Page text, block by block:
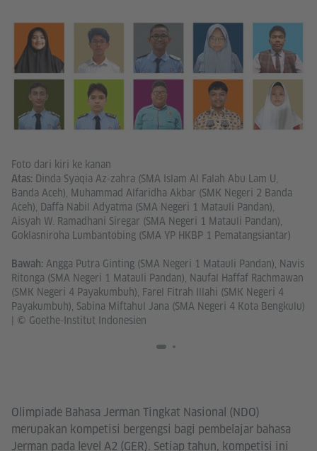
Foto dari kiri ke kanan
Atas: Dinda Syaqia Az-zahra (SMA Islam Al Falah Abu Lam U,
Banda Aceh), Muhammad Alfaridha Akbar (SMK Negeri 2 Banda
Aceh), Daffa Nabil Adyatma (SMA Negeri 1 Matauli Pandan),
Aisyah W. Ramadhani Siregar (SMA Negeri 1 Matauli Pandan),
Goklasniroha Lumbantobing (SMA YP HKBP 1 Pematangsiantar)
Bawah: Angga Putra Ginting (SMA Negeri 1 Matauli Pandan), Navis
Ritonga (SMA Negeri 1 Matauli Pandan), Naufal Haffaf Rachmawan
(SMK Negeri 4 Payakumbuh), Farel Fitrah Illahi (SMK Negeri 4
Payakumbuh), Sabina Miftahul Jana (SMA Negeri 4 Kota Bengkulu)
| © Goethe-Institut Indonesien
Olimpiade Bahasa Jerman Tingkat Nasional (NDO)
merupakan kompetisi bergengsi bagi pembelajar bahasa
Jerman pada level A2 (GER). Setiap tahun, kompetisi ini